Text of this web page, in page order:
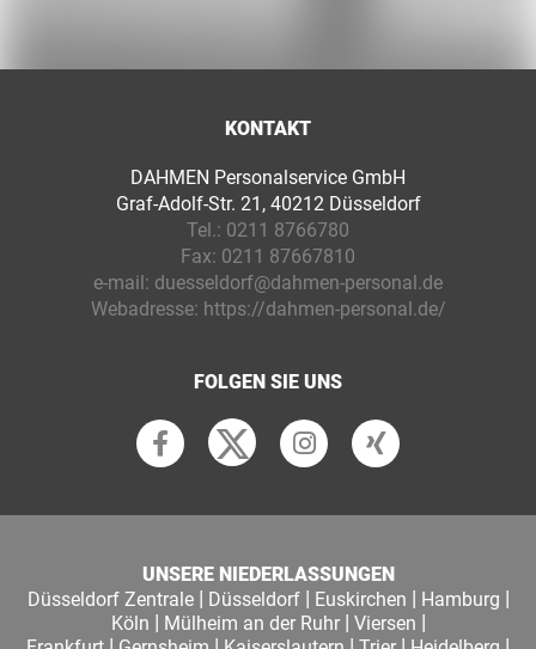
KONTAKT
DAHMEN Personalservice GmbH
Graf-Adolf-Str. 21, 40212 Düsseldorf
Tel.: 0211 8766780
Fax: 0211 87667810
e-mail: duesseldorf@dahmen-personal.de
Webadresse: https://dahmen-personal.de/
FOLGEN SIE UNS
UNSERE NIEDERLASSUNGEN
Düsseldorf Zentrale| Düsseldorf| Euskirchen | Hamburg |
Köln | Mülheim an der Ruhr| Viersen |